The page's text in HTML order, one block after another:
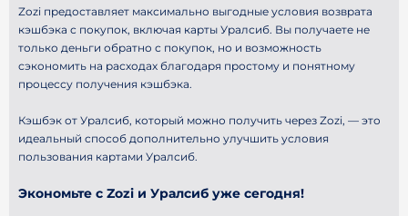
Zozi предоставляет максимально выгодные условия возврата
кэшбэка с покупок, включая карты Уралсиб. Вы получаете не
только деньги обратно с покупок, но и возможность
сэкономить на расходах благодаря простому и понятному
процессу получения кэшбэка.
Кэшбэк от Уралсиб, который можно получить через Zozi, — это
идеальный способ дополнительно улучшить условия
пользования картами Уралсиб.
Экономьте с Zozi и Уралсиб уже сегодня!